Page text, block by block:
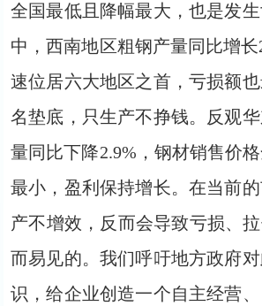
全国最低且降幅最大，也是发
中，西南地区粗钢产量同比增
速位居六大地区之首，亏损额
名垫底，只生产不挣钱。反观
量同比下降2.9%，钢材销售价
最小，盈利保持增长。在当前
产不增效，反而会导致亏损、
而易见的。我们呼吁地方政府
识，给企业创造一个自主经营